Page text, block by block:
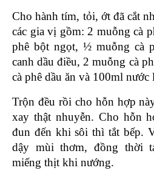
Cho hành tím, tỏi, ớt đã cắt
các gia vị gồm: 2 muỗng cà
phê bột ngọt, ½ muỗng cà
canh dầu điều, 2 muỗng cà
cà phê dầu ăn và 100ml nước
Trộn đều rồi cho hỗn hợp
xay thật nhuyễn. Cho hỗn
đun đến khi sôi thì tắt bếp.
dậy mùi thơm, đồng thời
miếng thịt khi nướng.